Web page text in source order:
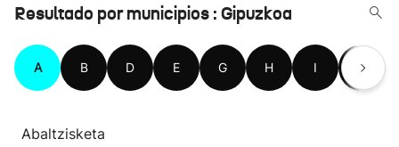
Resultado por municipios : Gipuzkoa
A B D E G H I L
Abaltzisketa